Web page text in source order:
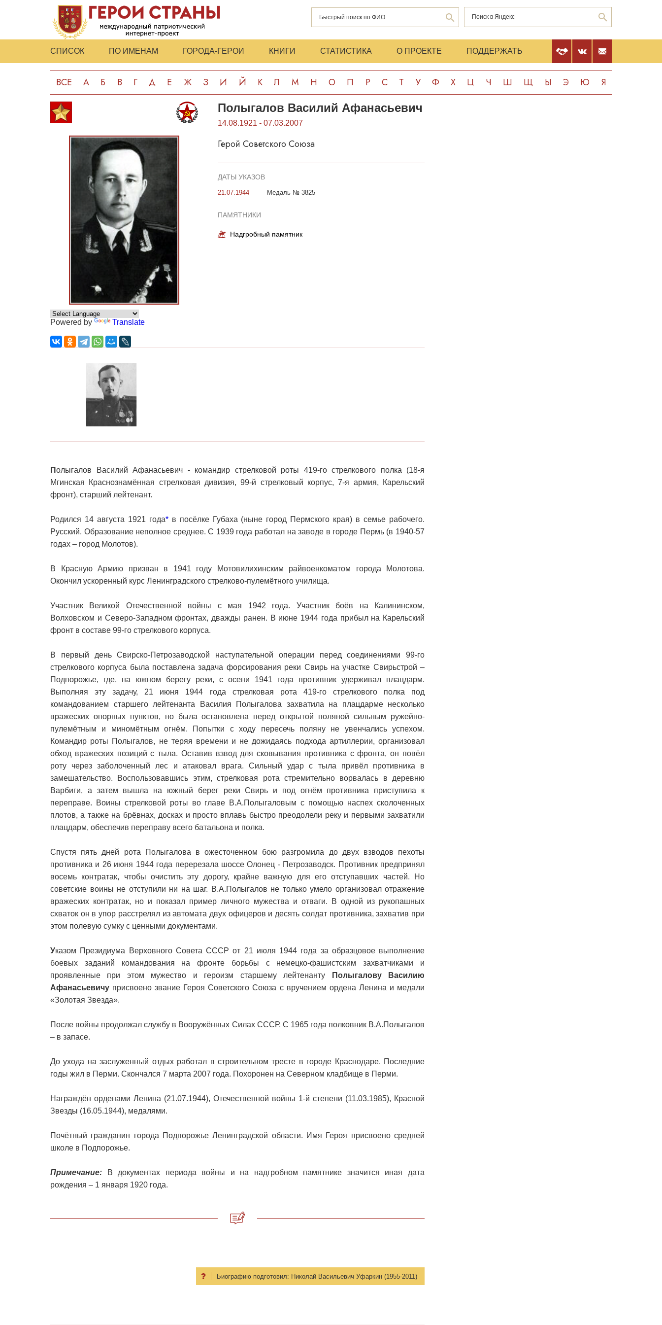
СПИСОК ПО ИМЕНАМ ГОРОДА-ГЕРОИ КНИГИ СТАТИСТИКА О ПРОЕКТЕ ПОДДЕРЖАТЬ
ВСЕ А Б В Г Д Е Ж З И Й К Л М Н О П Р С Т У Ф Х Ц Ч Ш Щ Ы Э Ю Я
Powered by Translate
Полыгалов Василий Афанасьевич
14.08.1921 - 07.03.2007
Герой Советского Союза
ДАТЫ УКАЗОВ
21.07.1944 Медаль № 3825
ПАМЯТНИКИ
Надгробный памятник
Полыгалов Василий Афанасьевич - командир стрелковой роты 419-го стрелкового полка (18-я
Мгинская Краснознамённая стрелковая дивизия, 99-й стрелковый корпус, 7-я армия, Карельский
фронт), старший лейтенант.
Родился 14 августа 1921 года*в посёлке Губаха (ныне город Пермского края) в семье рабочего.
Русский. Образование неполное среднее. С 1939 года работал на заводе в городе Пермь (в 1940-57
годах – город Молотов).
В Красную Армию призван в 1941 году Мотовилихинским райвоенкоматом города Молотова.
Окончил ускоренный курс Ленинградского стрелково-пулемётного училища.
Участник Великой Отечественной войны с мая 1942 года. Участник боёв на Калининском,
Волховском и Северо-Западном фронтах, дважды ранен. В июне 1944 года прибыл на Карельский
фронт в составе 99-го стрелкового корпуса.
В первый день Свирско-Петрозаводской наступательной операции перед соединениями 99-го
стрелкового корпуса была поставлена задача форсирования реки Свирь на участке Свирьстрой –
Подпорожье, где, на южном берегу реки, с осени 1941 года противник удерживал плацдарм.
Выполняя эту задачу, 21 июня 1944 года стрелковая рота 419-го стрелкового полка под
командованием старшего лейтенанта Василия Полыгалова захватила на плацдарме несколько
вражеских опорных пунктов, но была остановлена перед открытой поляной сильным ружейно-
пулемётным и миномётным огнём. Попытки с ходу пересечь поляну не увенчались успехом.
Командир роты Полыгалов, не теряя времени и не дожидаясь подхода артиллерии, организовал
обход вражеских позиций с тыла. Оставив взвод для сковывания противника с фронта, он повёл
роту через заболоченный лес и атаковал врага. Сильный удар с тыла привёл противника в
замешательство. Воспользовавшись этим, стрелковая рота стремительно ворвалась в деревню
Варбиги, а затем вышла на южный берег реки Свирь и под огнём противника приступила к
переправе. Воины стрелковой роты во главе В.А.Полыгаловым с помощью наспех сколоченных
плотов, а также на брёвнах, досках и просто вплавь быстро преодолели реку и первыми захватили
плацдарм, обеспечив переправу всего батальона и полка.
Спустя пять дней рота Полыгалова в ожесточенном бою разгромила до двух взводов пехоты
противника и 26 июня 1944 года перерезала шоссе Олонец - Петрозаводск. Противник предпринял
восемь контратак, чтобы очистить эту дорогу, крайне важную для его отступавших частей. Но
советские воины не отступили ни на шаг. В.А.Полыгалов не только умело организовал отражение
вражеских контратак, но и показал пример личного мужества и отваги. В одной из рукопашных
схваток он в упор расстрелял из автомата двух офицеров и десять солдат противника, захватив при
этом полевую сумку с ценными документами.
Указом Президиума Верховного Совета СССР от 21 июля 1944 года за образцовое выполнение
боевых заданий командования на фронте борьбы с немецко-фашистским захватчиками и
проявленные при этом мужество и героизм старшему лейтенанту
Полыгалову Василию
Афанасьевичу присвоено звание Героя Советского Союза с вручением ордена Ленина и медали
«Золотая Звезда».
После войны продолжал службу в Вооружённых Силах СССР. С 1965 года полковник В.А.Полыгалов
– в запасе.
До ухода на заслуженный отдых работал в строительном тресте в городе Краснодаре. Последние
годы жил в Перми. Скончался 7 марта 2007 года. Похоронен на Северном кладбище в Перми.
Награждён орденами Ленина (21.07.1944), Отечественной войны 1-й степени (11.03.1985), Красной
Звезды (16.05.1944), медалями.
Почётный гражданин города Подпорожье Ленинградской области. Имя Героя присвоено средней
школе в Подпорожье.
Примечание: В документах периода войны и на надгробном памятнике значится иная дата
рождения – 1 января 1920 года.
Биографию подготовил: Николай Васильевич Уфаркин (1955-2011)